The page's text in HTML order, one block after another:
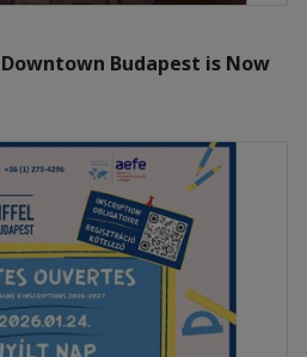
Budapest is Now